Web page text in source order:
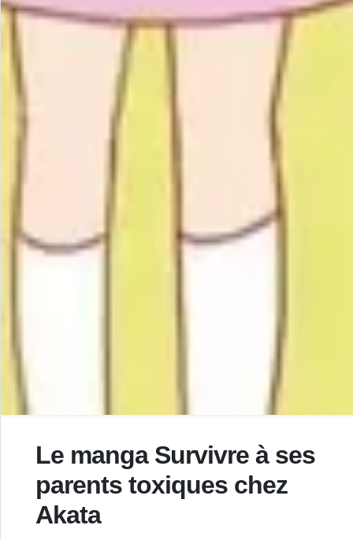
Le manga Survivre à ses
parents toxiques chez
Akata